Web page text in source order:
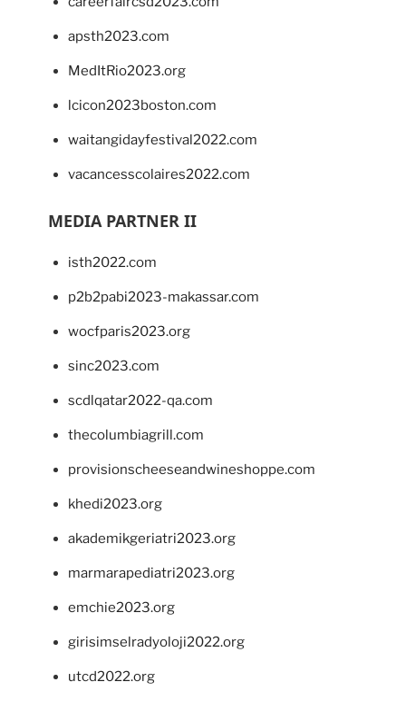
apsth2023.com
MedItRio2023.org
lcicon2023boston.com
waitangidayfestival2022.com
vacancesscolaires2022.com
MEDIA PARTNER II
isth2022.com
p2b2pabi2023-makassar.com
wocfparis2023.org
sinc2023.com
scdlqatar2022-qa.com
thecolumbiagrill.com
provisionscheeseandwineshoppe.com
khedi2023.org
akademikgeriatri2023.org
marmarapediatri2023.org
emchie2023.org
girisimselradyoloji2022.org
utcd2022.org